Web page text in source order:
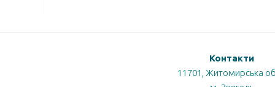
Контакти
11701, Житомирська